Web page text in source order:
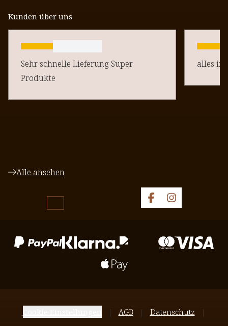
Kunden über uns
Sehr schnelle Lieferung Super
Produkte
alles in
Alle ansehen
AGB Datenschutz